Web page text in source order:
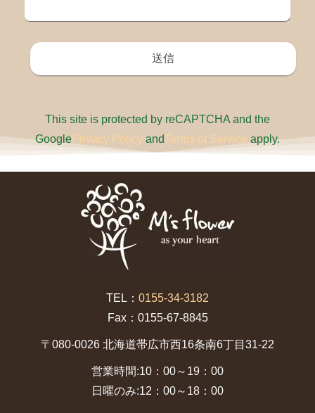
This site is protected by reCAPTCHA and the
GooglePrivacy Policy andTerms of Service apply.
TEL： 0155-34-3182
Fax：0155-67-8845
〒080-0026 北海道帯広市西16条南6丁目31-22
営業時間:10：00～19：00
日曜のみ:12：00～18：00